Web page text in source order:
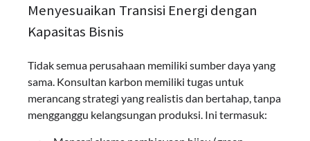
Menyesuaikan Transisi Energi dengan
Kapasitas Bisnis
Tidak semua perusahaan memiliki sumber daya yang
sama. Konsultan karbon memiliki tugas untuk
merancang strategi yang realistis dan bertahap, tanpa
mengganggu kelangsungan produksi. Ini termasuk: